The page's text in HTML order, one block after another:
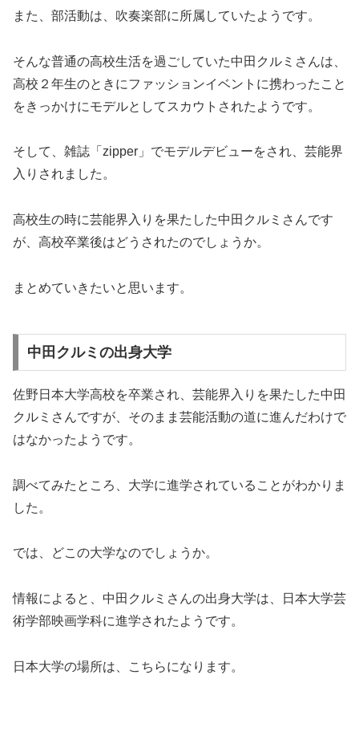
また、部活動は、吹奏楽部に所属していたようです。
そんな普通の高校生活を過ごしていた中田クルミさんは、
高校２年生のときにファッションイベントに携わったこと
をきっかけにモデルとしてスカウトされたようです。
そして、雑誌「zipper」でモデルデビューをされ、芸能界
入りされました。
高校生の時に芸能界入りを果たした中田クルミさんです
が、高校卒業後はどうされたのでしょうか。
まとめていきたいと思います。
中田クルミの出身大学
佐野日本大学高校を卒業され、芸能界入りを果たした中田
クルミさんですが、そのまま芸能活動の道に進んだわけで
はなかったようです。
調べてみたところ、大学に進学されていることがわかりま
した。
では、どこの大学なのでしょうか。
情報によると、中田クルミさんの出身大学は、日本大学芸
術学部映画学科に進学されたようです。
日本大学の場所は、こちらになります。